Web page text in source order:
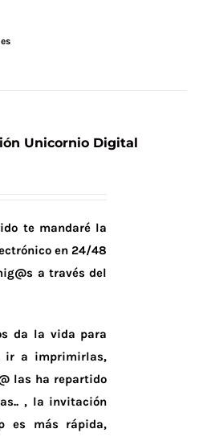
Unicornio Digital
te mandaré la
en 24/48
a través del
da la vida para
ir a imprimirlas,
las ha repartido
, la invitación
es más rápida,